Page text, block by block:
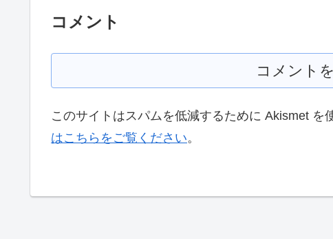
コメント
コメント
このサイトはスパムを低減するために Akismet を
はこちらをご覧ください。